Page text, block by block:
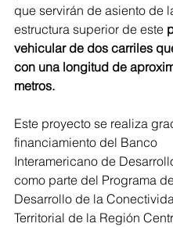
que servirán de asiento de
estructura superior de este
vehicular de dos carriles
con una longitud de
metros.
Este proyecto se realiza
financiamiento del Banco
Interamericano de
como parte del Programa
Desarrollo de la
Territorial de la Región